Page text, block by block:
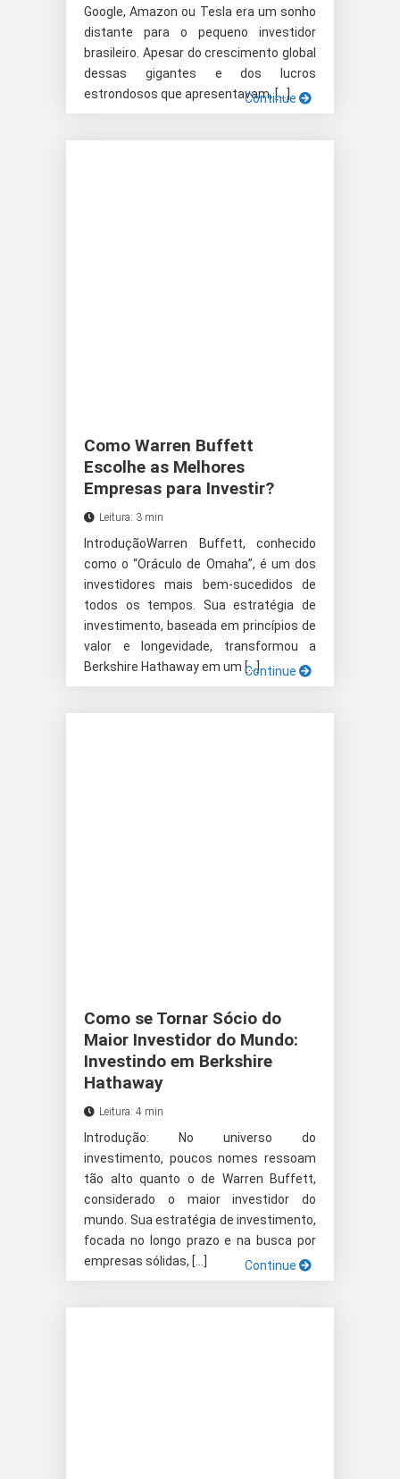
Google, Amazon ou Tesla era um sonho
distante para o pequeno investidor
brasileiro. Apesar do crescimento global
dessas gigantes e dos lucros
estrondosos que apresentavam, […]
Continue
Como Warren Buffett
Escolhe as Melhores
Empresas para Investir?
Leitura: 3 min
IntroduçãoWarren Buffett, conhecido
como o “Oráculo de Omaha”, é um dos
investidores mais bem-sucedidos de
todos os tempos. Sua estratégia de
investimento, baseada em princípios de
valor e longevidade, transformou a
Berkshire Hathaway em um […]Continue
Como se Tornar Sócio do
Maior Investidor do Mundo:
Investindo em Berkshire
Hathaway
Leitura: 4 min
Introdução: No universo do
investimento, poucos nomes ressoam
tão alto quanto o de Warren Buffett,
considerado o maior investidor do
mundo. Sua estratégia de investimento,
focada no longo prazo e na busca por
empresas sólidas, […]
Continue